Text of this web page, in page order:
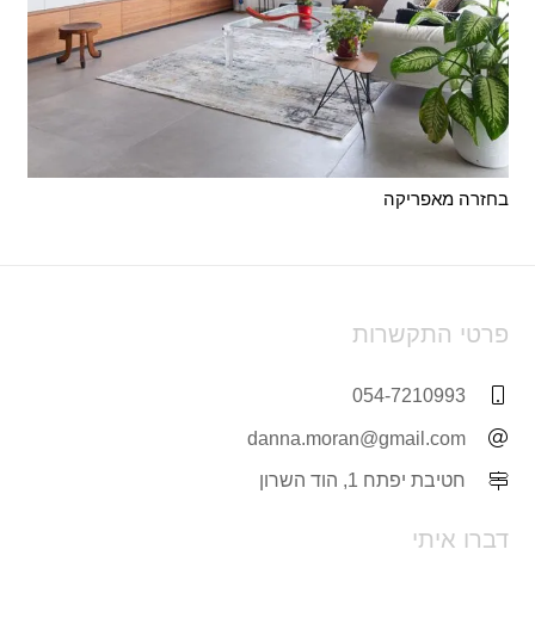
בחזרה מאפריקה
פרטי התקשרות
054-7210993
danna.moran@gmail.com
חטיבת יפתח 1, הוד השרון
דברו איתי